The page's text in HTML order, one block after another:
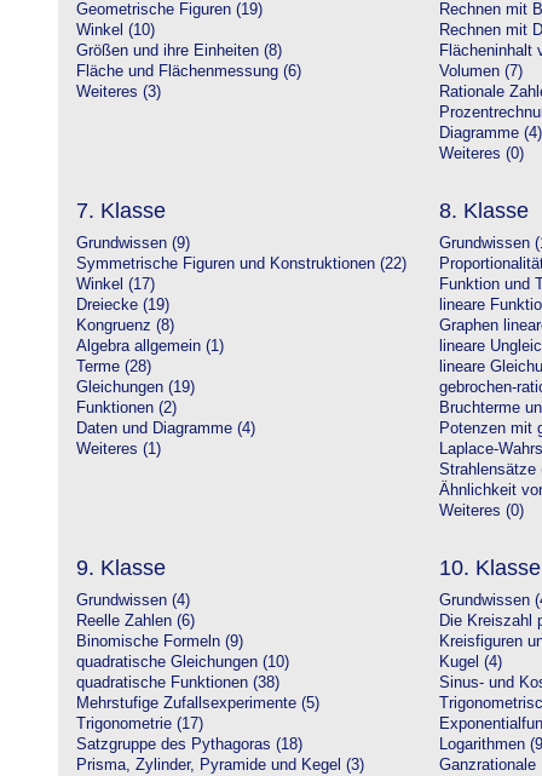
Geometrische Figuren (19)
Winkel (10)
Größen und ihre Einheiten (8)
Fläche und Flächenmessung (6)
Weiteres (3)
Rechnen mit
Rechnen mit
Flächeninhalt
Volumen (7)
Rationale
Diagramme (4)
Weiteres (0)
7. Klasse
Grundwissen (9)
Symmetrische Figuren und Konstruktionen (22)
Winkel (17)
Dreiecke (19)
Kongruenz (8)
Algebra allgemein (1)
Terme (28)
Gleichungen (19)
Funktionen (2)
Daten und Diagramme (4)
Weiteres (1)
8. Klasse
Grundwissen
Funktion und
lineare
Graphen
lineare
lineare
gebrochen-
Bruchterme
Potenzen mit
Laplace-
Strahlensätze
Ähnlichkeit
Weiteres (0)
9. Klasse
Grundwissen (4)
Reelle Zahlen (6)
Binomische Formeln (9)
quadratische Gleichungen (10)
quadratische Funktionen (38)
Mehrstufige Zufallsexperimente (5)
Trigonometrie (17)
Satzgruppe des Pythagoras (18)
Prisma, Zylinder, Pyramide und Kegel (3)
10. Klasse
Grundwissen
Die Kreiszahl
Kreisfiguren
Kugel (4)
Sinus- und
Logarithmen
Ganzrationale